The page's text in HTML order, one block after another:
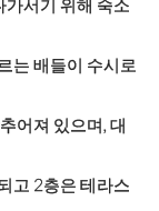
기 위해 숙소
들이 수시로
있으며, 대
2층은 테라스